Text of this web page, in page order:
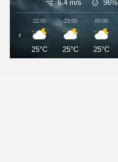
6.4 m/s 96%
22:00
25°C
23:00
25°C
00:00
25°C
‹